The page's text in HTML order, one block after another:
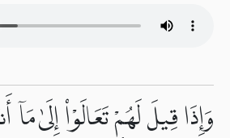
وَإِذَا قِيلَ لَهُمْ تَعَالَوْا۟ إِلَىٰ مَآ